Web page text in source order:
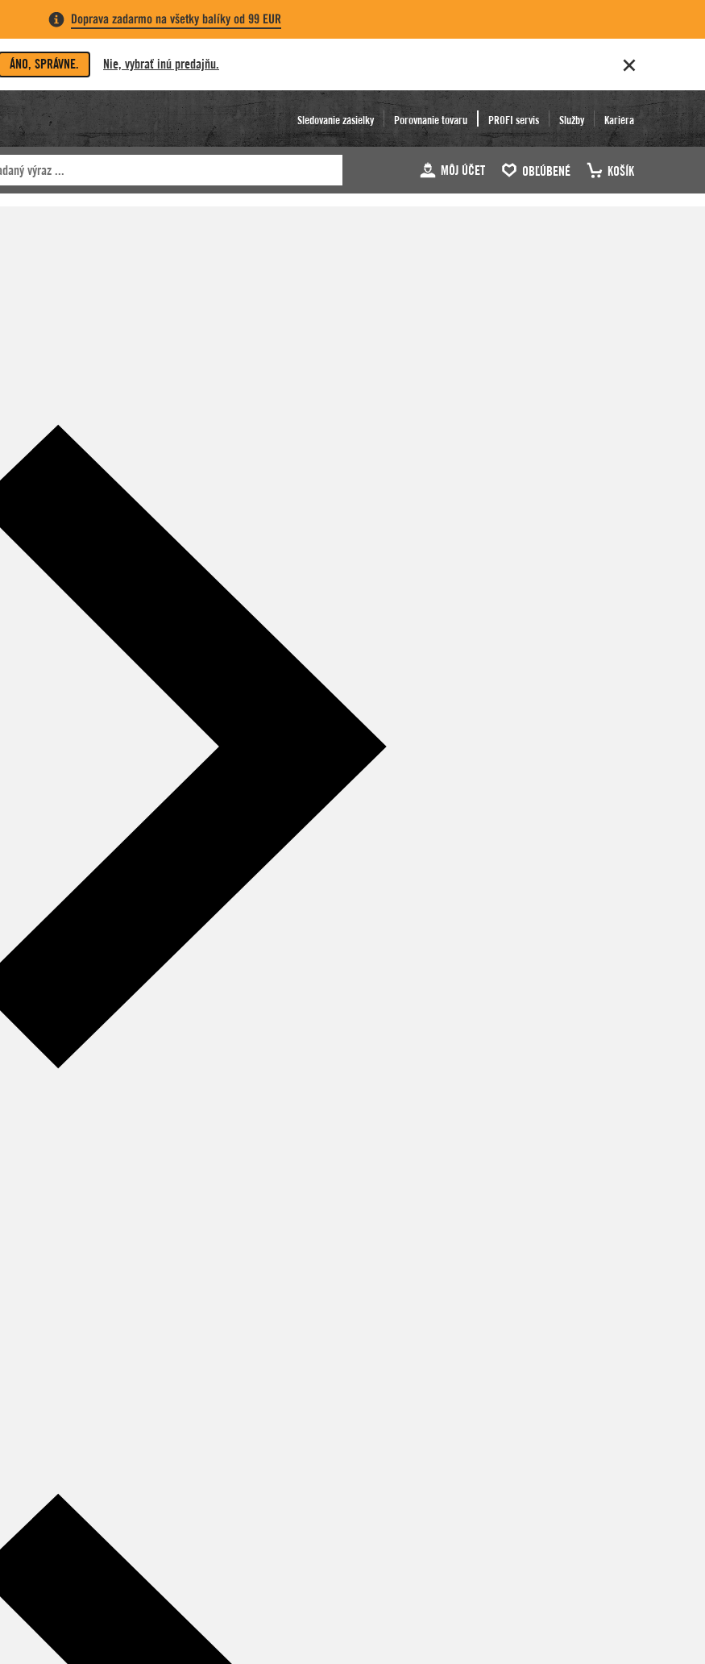
Doprava zadarmo na všetky balíky od 99 EUR
ÁNO, SPRÁVNE. Nie, vybrať inú predajňu.
Sledovanie zásielky Porovnanie tovaru PROFI servis Služby Kariéra
MÔJ ÚČET OBĽÚBENÉ KOŠÍK